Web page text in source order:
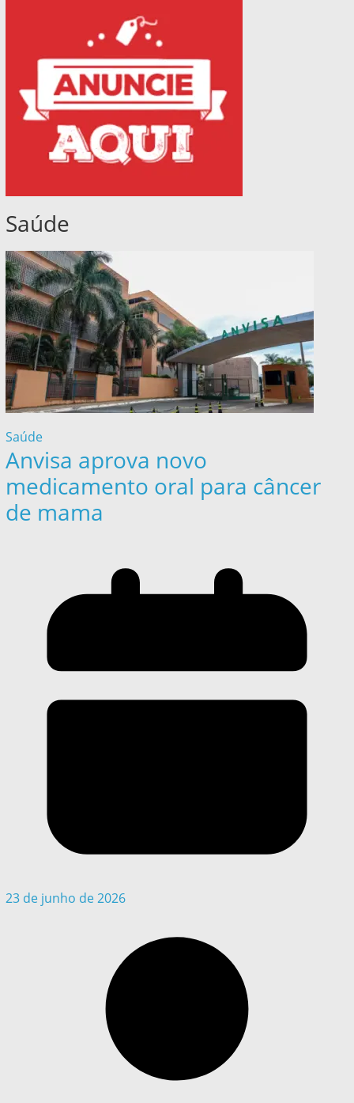
Saúde
Saúde
Anvisa aprova novo
medicamento oral para câncer
de mama
23 de junho de 2026